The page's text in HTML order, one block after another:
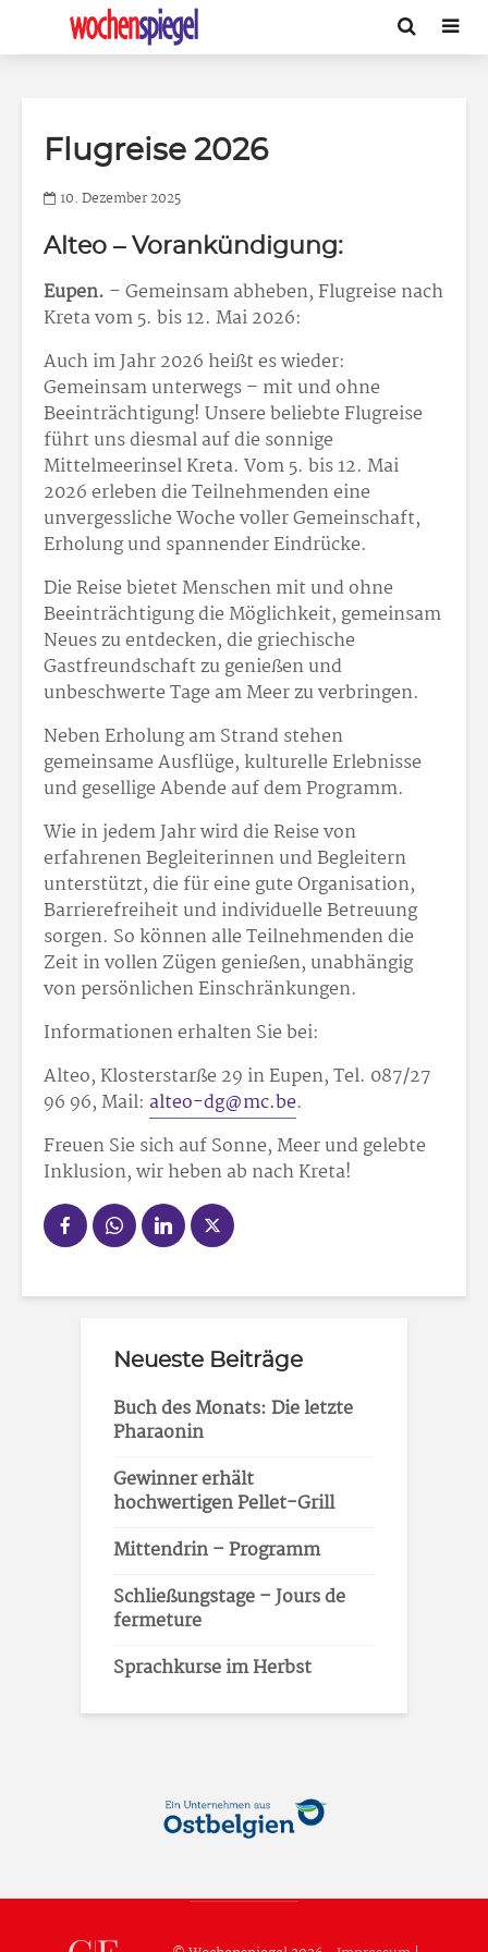
Flugreise 2026
10. Dezember 2025
Alteo – Vorankündigung:
Eupen. – Gemeinsam abheben, Flugreise nach
Kreta vom 5. bis 12. Mai 2026:
Auch im Jahr 2026 heißt es wieder:
Gemeinsam unterwegs – mit und ohne
Beeinträchtigung! Unsere beliebte Flugreise
führt uns diesmal auf die sonnige
Mittelmeerinsel Kreta. Vom 5. bis 12. Mai
2026 erleben die Teilnehmenden eine
unvergessliche Woche voller Gemeinschaft,
Erholung und spannender Eindrücke.
Die Reise bietet Menschen mit und ohne
Beeinträchtigung die Möglichkeit, gemeinsam
Neues zu entdecken, die griechische
Gastfreundschaft zu genießen und
unbeschwerte Tage am Meer zu verbringen.
Neben Erholung am Strand stehen
gemeinsame Ausflüge, kulturelle Erlebnisse
und gesellige Abende auf dem Programm.
Wie in jedem Jahr wird die Reise von
erfahrenen Begleiterinnen und Begleitern
unterstützt, die für eine gute Organisation,
Barrierefreiheit und individuelle Betreuung
sorgen. So können alle Teilnehmenden die
Zeit in vollen Zügen genießen, unabhängig
von persönlichen Einschränkungen.
Informationen erhalten Sie bei:
Alteo, Klosterstarße 29 in Eupen, Tel. 087/27
96 96, Mail: alteo-dg@mc.be.
Freuen Sie sich auf Sonne, Meer und gelebte
Inklusion, wir heben ab nach Kreta!
Neueste Beiträge
Buch des Monats: Die letzte
Pharaonin
Gewinner erhält
hochwertigen Pellet-Grill
Mittendrin – Programm
Schließungstage – Jours de
fermeture
Sprachkurse im Herbst